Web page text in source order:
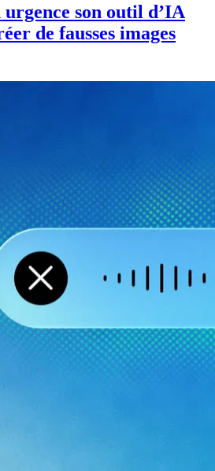
son outil d’IA
de fausses images